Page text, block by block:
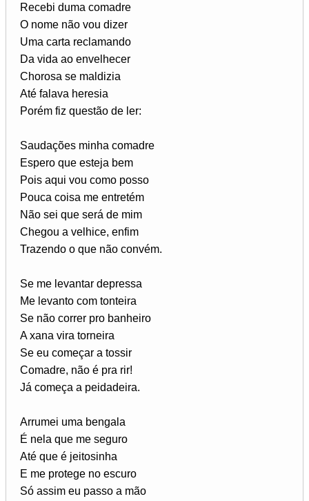
Recebi duma comadre
O nome não vou dizer
Uma carta reclamando
Da vida ao envelhecer
Chorosa se maldizia
Até falava heresia
Porém fiz questão de ler:
Saudações minha comadre
Espero que esteja bem
Pois aqui vou como posso
Pouca coisa me entretém
Não sei que será de mim
Chegou a velhice, enfim
Trazendo o que não convém.
Se me levantar depressa
Me levanto com tonteira
Se não correr pro banheiro
A xana vira torneira
Se eu começar a tossir
Comadre, não é pra rir!
Já começa a peidadeira.
Arrumei uma bengala
É nela que me seguro
Até que é jeitosinha
E me protege no escuro
Só assim eu passo a mão